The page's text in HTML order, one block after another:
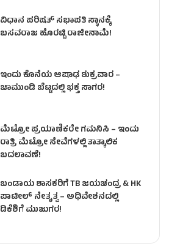
ವಿಧಾನ ಪರಿಷತ್ ಸಭಾಪತಿ ಸ್ಥಾನಕ್ಕೆ
ಬಸವರಾಜ ಹೊರಟ್ಟಿ ರಾಜೀನಾಮೆ!
ಇಂದು ಕೊನೆಯ ಆಷಾಢ ಶುಕ್ರವಾರ –
ಚಾಮುಂಡಿ ಬೆಟ್ಟದಲ್ಲಿ ಭಕ್ತ ಸಾಗರ!
ಮೆಟ್ರೋ ಪ್ರಯಾಣಿಕರೇ ಗಮನಿಸಿ – ಇಂದು
ರಾತ್ರಿ ಮೆಟ್ರೋ ಸೇವೆಗಳಲ್ಲಿ ತಾತ್ಕಾಲಿಕ
ಬದಲಾವಣೆ!
ಬಂಡಾಯ ಶಾಸಕರಿಗೆ TB ಜಯಚಂದ್ರ & HK
ಪಾಟೀಲ್ ನೇತೃತ್ವ – ಅಧಿವೇಶನದಲ್ಲಿ
ಡಿಕೆಶಿಗೆ ಮುಜುಗರ!